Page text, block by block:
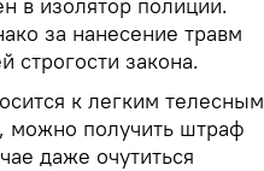
за нанесение травм
строгости закона.
к легким телесным
можно получить штраф
даже очутиться